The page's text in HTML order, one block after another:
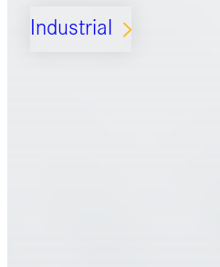
Industrial ARROW_FORWARD_IOS